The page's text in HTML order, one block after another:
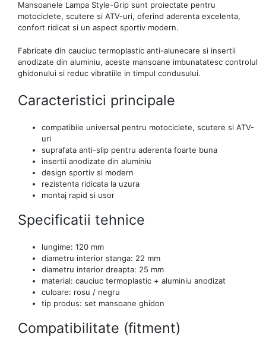
Mansoanele Lampa Style-Grip sunt proiectate pentru
motociclete, scutere si ATV-uri, oferind aderenta excelenta,
confort ridicat si un aspect sportiv modern.
Fabricate din cauciuc termoplastic anti-alunecare si insertii
anodizate din aluminiu, aceste mansoane imbunatatesc controlul
ghidonului si reduc vibratiile in timpul condusului.
Caracteristici principale
compatibile universal pentru motociclete, scutere si ATV-
uri
suprafata anti-slip pentru aderenta foarte buna
insertii anodizate din aluminiu
design sportiv si modern
rezistenta ridicata la uzura
montaj rapid si usor
Specificatii tehnice
lungime: 120 mm
diametru interior stanga: 22 mm
diametru interior dreapta: 25 mm
material: cauciuc termoplastic + aluminiu anodizat
culoare: rosu / negru
tip produs: set mansoane ghidon
Compatibilitate (fitment)